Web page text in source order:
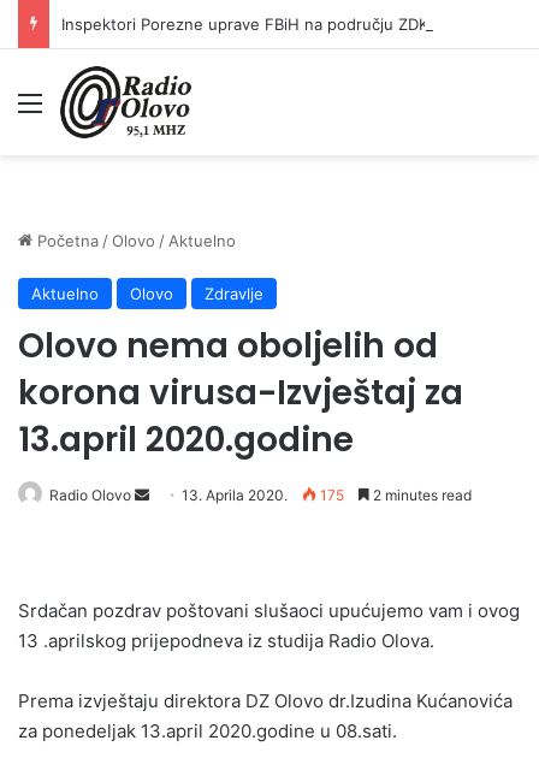
Meni
Početna /Olovo / Aktuelno
Aktuelno Olovo Zdravlje
Olovo nema oboljelih od
korona virusa-Izvještaj za
13.april 2020.godine
Radio Olovo
Send13. Aprila 2020. 175 2 minutes read
Srdačan pozdrav poštovani slušaoci upućujemo vam i ovog
13 .aprilskog prijepodneva iz studija Radio Olova.
Prema izvještaju direktora DZ Olovo dr.Izudina Kućanovića
za ponedeljak 13.april 2020.godine u 08.sati.